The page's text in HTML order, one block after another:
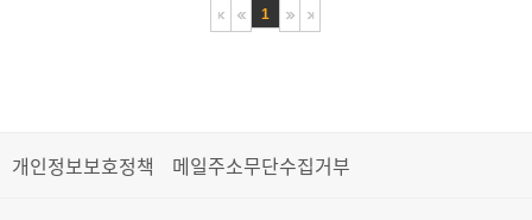
1
개인정보보호정책 메일주소무단수집거부